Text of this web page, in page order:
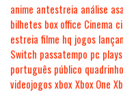
anime antestreia análise asa
bilhetes box office Cinema
estreia filme hq jogos
Switch passatempo pc
português público
videojogosxboxXbox One